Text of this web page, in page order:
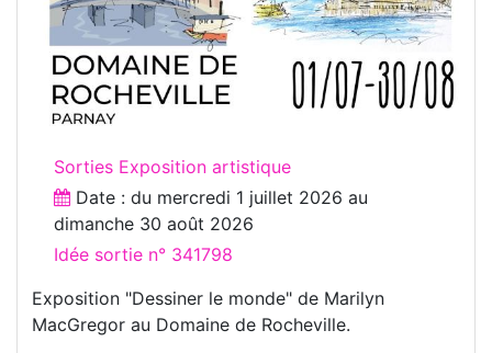
Sorties Exposition artistique
Date : du mercredi 1 juillet 2026 au
dimanche 30 août 2026
Idée sortie n° 341798
Exposition "Dessiner le monde" de Marilyn
MacGregor au Domaine de Rocheville.